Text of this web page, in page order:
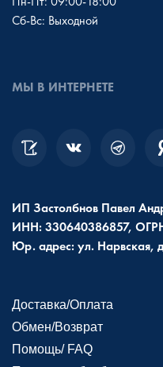
Сб-Вс: Выходной
МЫ В ИНТЕРНЕТЕ
ИП Застолбнов Павел
ИНН: 330640386857,
Юр. адрес: ул. Нарвская,
Доставка/Оплата
Обмен/Возврат
Помощь/ FAQ